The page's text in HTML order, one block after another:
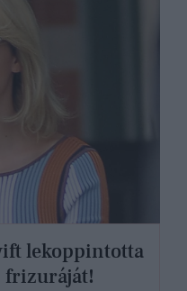
lekoppintotta
frizuráját!